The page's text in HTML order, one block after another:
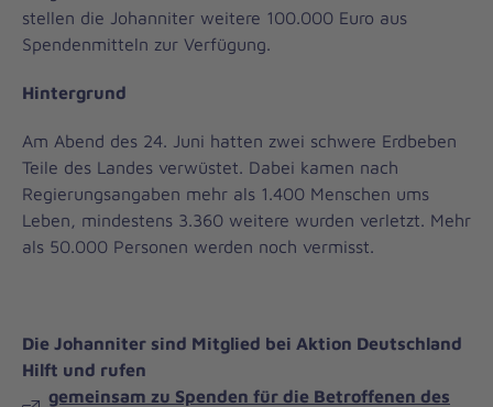
stellen die Johanniter weitere 100.000 Euro aus
Spendenmitteln zur Verfügung.
Hintergrund
Am Abend des 24. Juni hatten zwei schwere Erdbeben
Teile des Landes verwüstet. Dabei kamen nach
Regierungsangaben mehr als 1.400 Menschen ums
Leben, mindestens 3.360 weitere wurden verletzt. Mehr
als 50.000 Personen werden noch vermisst.
Die Johanniter sind Mitglied bei Aktion Deutschland
Hilft und rufen
gemeinsam zu Spenden für die Betroffenen des